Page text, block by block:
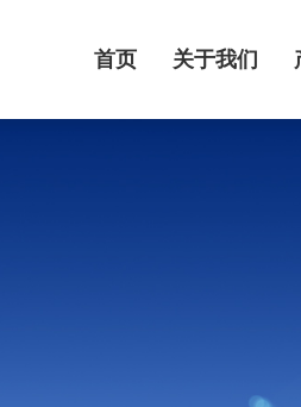
首页 关于我们